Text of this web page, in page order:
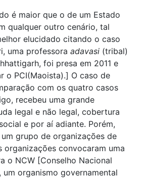
é maior que o de um Estado
qualquer outro cenário, tal
elucidado citando o caso
uma professora adavasi (tribal)
foi presa em 2011 e
o PCI(Maoista).] O caso de
com os quatro casos
recebeu uma grande
legal e não legal, cobertura
e por aí adiante. Porém,
grupo de organizações de
organizações convocaram uma
o NCW [Conselho Nacional
um organismo governamental